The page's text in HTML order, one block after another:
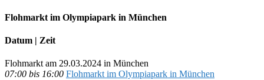
Flohmarkt im Olympiapark in München
Datum | Zeit
Flohmarkt am 29.03.2024 in München
07:00 bis 16:00 Flohmarkt im Olympiapark in München